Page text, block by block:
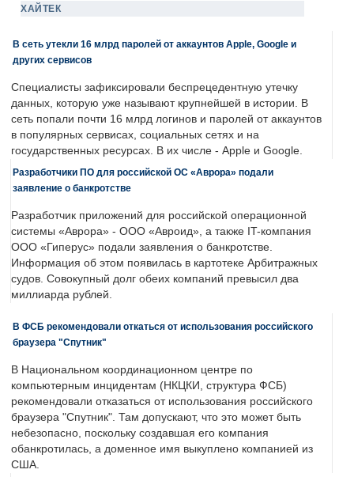
ХАЙТЕК
В сеть утекли 16 млрд паролей от аккаунтов Apple, Google и
других сервисов
Специалисты зафиксировали беспрецедентную утечку
данных, которую уже называют крупнейшей в истории. В
сеть попали почти 16 млрд логинов и паролей от аккаунтов
в популярных сервисах, социальных сетях и на
государственных ресурсах. В их числе - Apple и Google.
Разработчики ПО для российской ОС «Аврора» подали
заявление о банкротстве
Разработчик приложений для российской операционной
системы «Аврора» - ООО «Авроид», а также IT-компания
ООО «Гиперус» подали заявления о банкротстве.
Информация об этом появилась в картотеке Арбитражных
судов. Совокупный долг обеих компаний превысил два
миллиарда рублей.
В ФСБ рекомендовали откаться от использования российского
браузера "Спутник"
В Национальном координационном центре по
компьютерным инцидентам (НКЦКИ, структура ФСБ)
рекомендовали отказаться от использования российского
браузера "Спутник". Там допускают, что это может быть
небезопасно, поскольку создавшая его компания
обанкротилась, а доменное имя выкуплено компанией из
США.